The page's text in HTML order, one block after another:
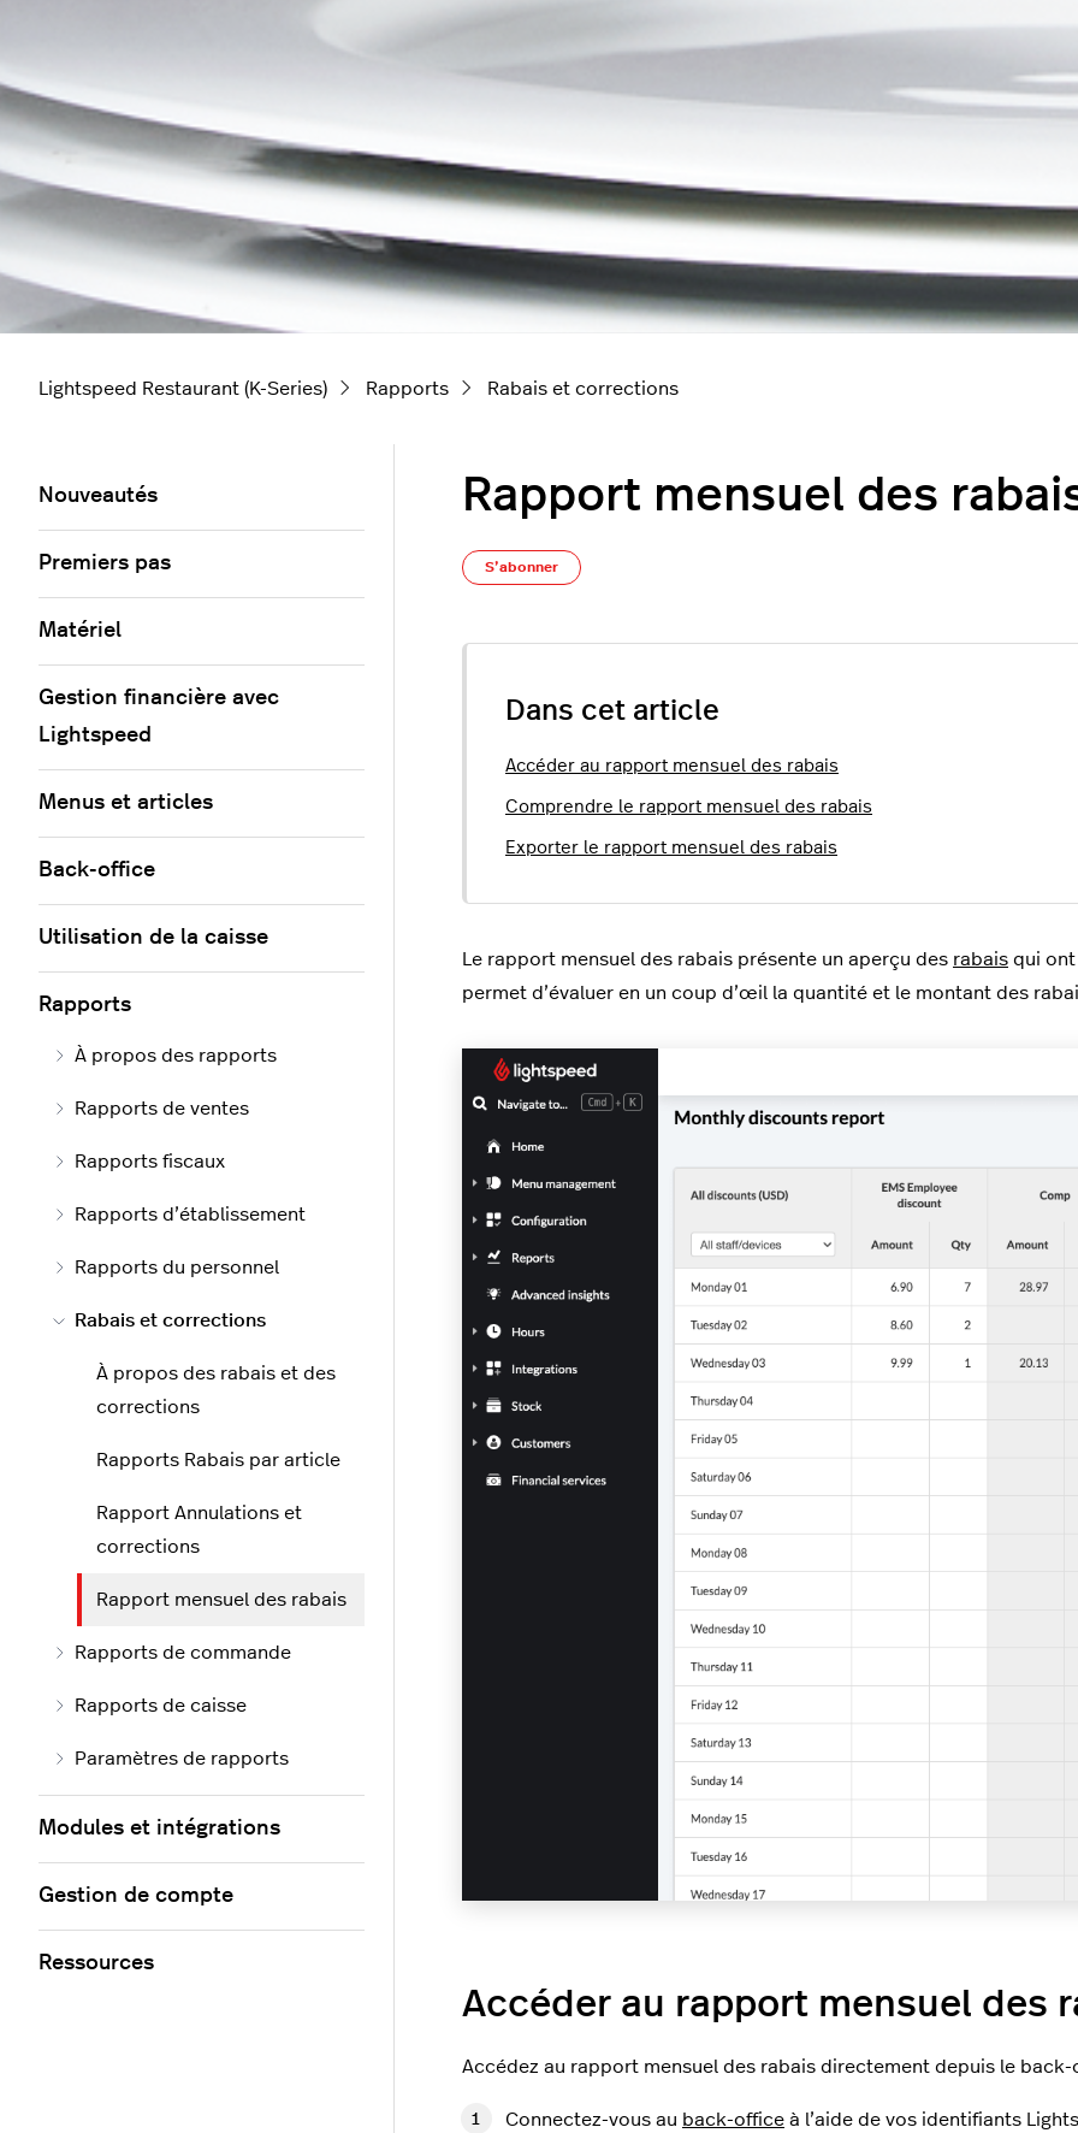
Lightspeed Restaurant (K-Series) Rapports Rabais et corrections
Rapport mensuel des
S’abonner
Dans cet article
Accéder au rapport mensuel des rabais
Comprendre le rapport mensuel des rabais
Exporter le rapport mensuel des rabais
Le rapport mensuel des rabais présente un aperçu des rabais qui ont
permet d’évaluer en un coup d’œil la quantité et le montant des
Accéder au rapport mensuel des
Accédez au rapport mensuel des rabais directement depuis le
Connectez-vous au back-office à l’aide de vos identifiants
Nouveautés
Premiers pas
Matériel
Gestion financière avec
Lightspeed
Menus et articles
Back-office
Utilisation de la caisse
Rapports
À propos des rapports
Rapports de ventes
Rapports fiscaux
Rapports d’établissement
Rapports du personnel
Rabais et corrections
À propos des rabais et des
corrections
Rapports Rabais par article
Rapport Annulations et
corrections
Rapport mensuel des rabais
Rapports de commande
Rapports de caisse
Paramètres de rapports
Modules et intégrations
Gestion de compte
Ressources